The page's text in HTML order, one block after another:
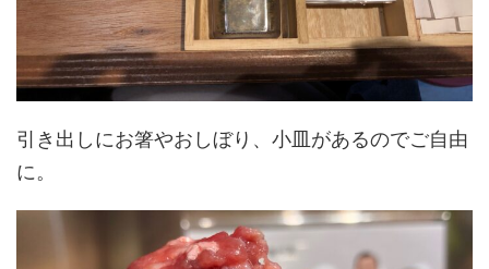
引き出しにお箸やおしぼり、小皿があるのでご自由
に。